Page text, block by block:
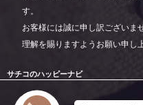
す。
お客様には誠に申し訳ございま
理解を賜りますようお願い申し
サチコのハッピーナビ